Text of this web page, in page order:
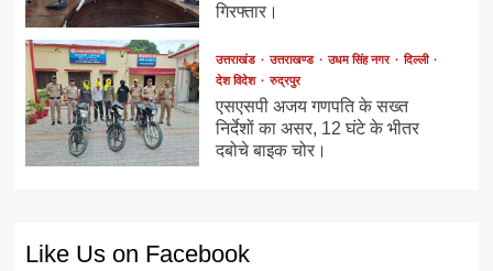
गिरफ्तार।
उत्तराखंड उत्तराखण्ड उधम सिंह नगर
दिल्ली
देश विदेश
रुद्रपुर
एसएसपी अजय गणपति के सख्त
निर्देशों का असर, 12 घंटे के भीतर
दबोचे बाइक चोर।
Like Us on Facebook